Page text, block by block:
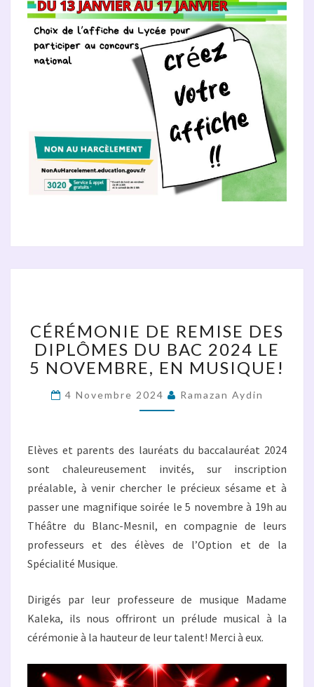
DES
DIPLÔMES
DU
2024
LE
EN
MUSIQUE!
CÉRÉMONIE DE REMISE DES
DIPLÔMES DU BAC 2024 LE
5 NOVEMBRE, EN MUSIQUE!
4 Novembre 2024 Ramazan Aydin
Elèves et parents des lauréats du baccalauréat 2024
sont chaleureusement invités, sur inscription
préalable, à venir chercher le précieux sésame et à
passer une magnifique soirée le 5 novembre à 19h au
Théâtre du Blanc-Mesnil, en compagnie de leurs
professeurs et des élèves de l’Option et de la
Spécialité Musique.
Dirigés par leur professeure de musique Madame
Kaleka, ils nous offriront un prélude musical à la
cérémonie à la hauteur de leur talent! Merci à eux.